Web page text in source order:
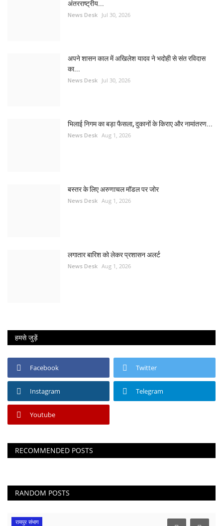
अंतरराष्ट्रीय...
News Desk Jul 30, 2026
अपने शासन काल में अखिलेश यादव ने भदोही से संत रविदास
का...
News Desk Jul 30, 2026
भिलाई निगम का बड़ा फैसला, दुकानों के किराए और नामांतरण...
News Desk Aug 1, 2026
बस्तर के लिए अरुणाचल मॉडल पर जोर
News Desk Aug 1, 2026
लगातार बारिश को लेकर प्रशासन अलर्ट
News Desk Aug 1, 2026
हमसे जुड़ें
Facebook Twitter
Instagram Telegram
Youtube
RECOMMENDED POSTS
RANDOM POSTS
रायपुर संभाग